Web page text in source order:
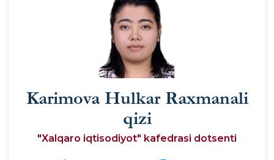
Karimova Hulkar Raxmanali
qizi
"Xalqaro iqtisodiyot" kafedrasi dotsenti